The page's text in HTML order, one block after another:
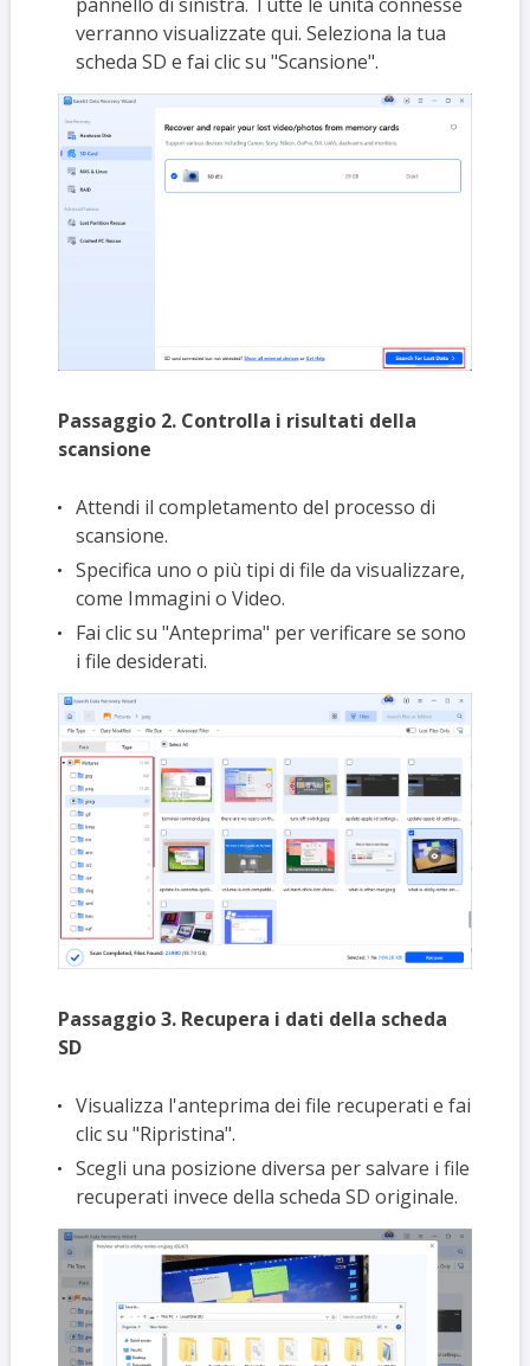
verranno visualizzate qui. Seleziona la tua
scheda SD e fai clic su "Scansione".
Passaggio 2. Controlla i risultati della
scansione
Attendi il completamento del processo di
scansione.
Specifica uno o più tipi di file da visualizzare,
come Immagini o Video.
Fai clic su "Anteprima" per verificare se sono
i file desiderati.
Passaggio 3. Recupera i dati della scheda
SD
Visualizza l'anteprima dei file recuperati e fai
clic su "Ripristina".
Scegli una posizione diversa per salvare i file
recuperati invece della scheda SD originale.